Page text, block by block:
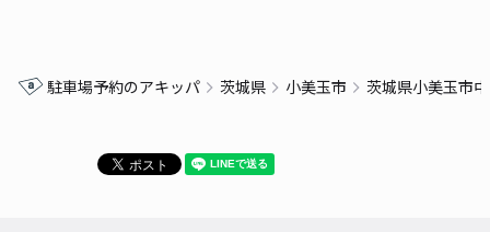
駐車場予約のアキッパ 茨城県 小美玉市 茨城県小美玉市